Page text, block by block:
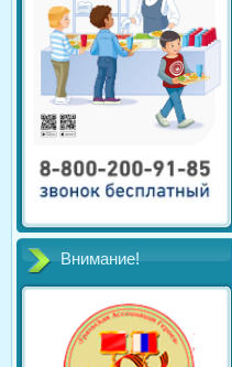
Внимание!